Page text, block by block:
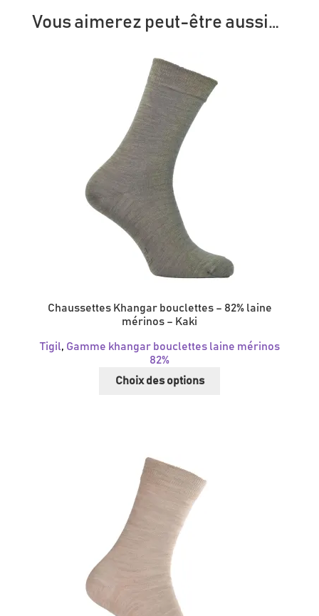
Vous aimerez peut-être aussi…
Chaussettes Khangar bouclettes – 82% laine
mérinos – Kaki
Tigil, Gamme khangar bouclettes laine mérinos
82%
Choix des options